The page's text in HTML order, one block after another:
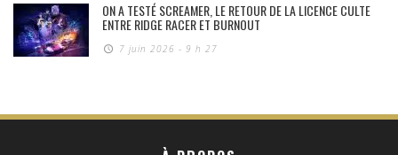
ON A TESTÉ SCREAMER, LE RETOUR DE LA LICENCE CULTE
ENTRE RIDGE RACER ET BURNOUT
7 juin 2026 - 9 h 27